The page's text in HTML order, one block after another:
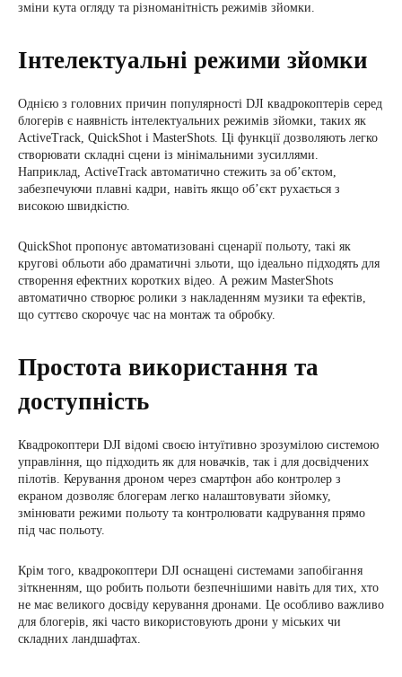
зміни кута огляду та різноманітність режимів зйомки.
Інтелектуальні режими зйомки
Однією з головних причин популярності DJI квадрокоптерів серед
блогерів є наявність інтелектуальних режимів зйомки, таких як
ActiveTrack, QuickShot і MasterShots. Ці функції дозволяють легко
створювати складні сцени із мінімальними зусиллями.
Наприклад, ActiveTrack автоматично стежить за об’єктом,
забезпечуючи плавні кадри, навіть якщо об’єкт рухається з
високою швидкістю.
QuickShot пропонує автоматизовані сценарії польоту, такі як
кругові обльоти або драматичні зльоти, що ідеально підходять для
створення ефектних коротких відео. А режим MasterShots
автоматично створює ролики з накладенням музики та ефектів,
що суттєво скорочує час на монтаж та обробку.
Простота використання та
доступність
Квадрокоптери DJI відомі своєю інтуїтивно зрозумілою системою
управління, що підходить як для новачків, так і для досвідчених
пілотів. Керування дроном через смартфон або контролер з
екраном дозволяє блогерам легко налаштовувати зйомку,
змінювати режими польоту та контролювати кадрування прямо
під час польоту.
Крім того, квадрокоптери DJI оснащені системами запобігання
зіткненням, що робить польоти безпечнішими навіть для тих, хто
не має великого досвіду керування дронами. Це особливо важливо
для блогерів, які часто використовують дрони у міських чи
складних ландшафтах.